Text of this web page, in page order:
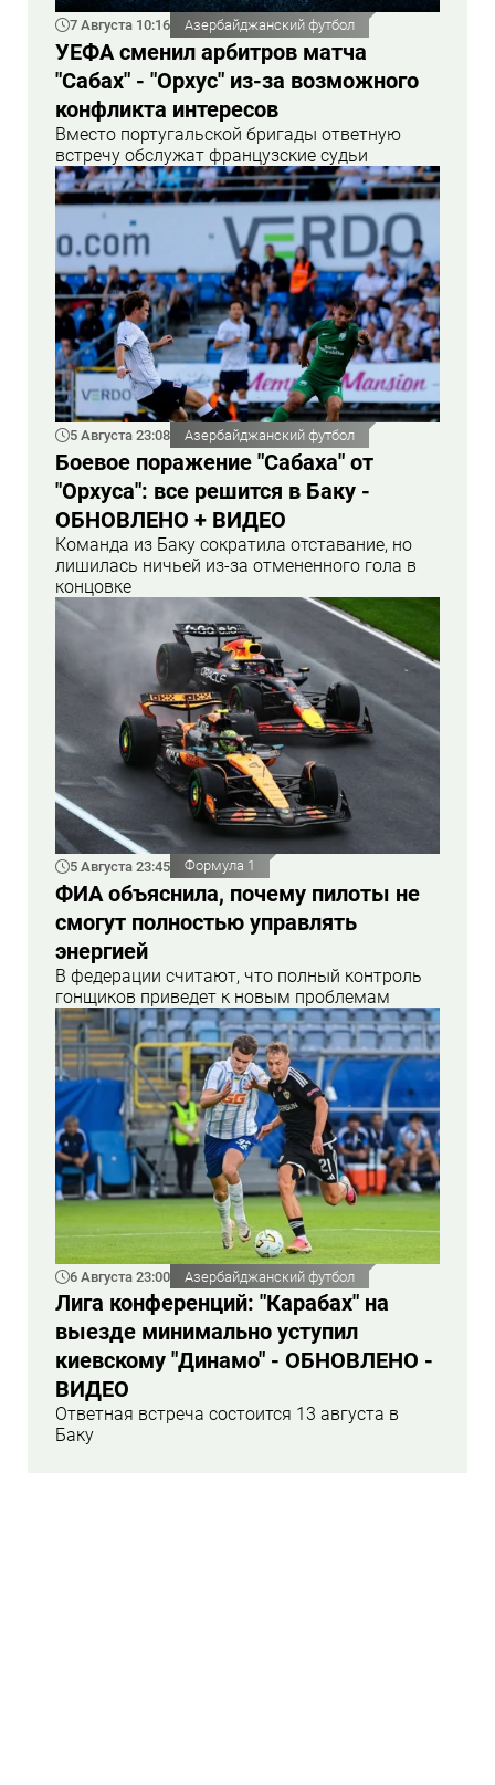
7 Августа 10:16 Азербайджанский футбол
УЕФА сменил арбитров матча
"Сабах" - "Орхус" из-за возможного
конфликта интересов
Вместо португальской бригады ответную
встречу обслужат французские судьи
5 Августа 23:08 Азербайджанский футбол
Боевое поражение "Сабаха" от
"Орхуса": все решится в Баку -
ОБНОВЛЕНО + ВИДЕО
Команда из Баку сократила отставание, но
лишилась ничьей из-за отмененного гола в
концовке
5 Августа 23:45 Формула 1
ФИА объяснила, почему пилоты не
смогут полностью управлять
энергией
В федерации считают, что полный контроль
гонщиков приведет к новым проблемам
6 Августа 23:00 Азербайджанский футбол
Лига конференций: "Карабах" на
выезде минимально уступил
киевскому "Динамо" - ОБНОВЛЕНО -
ВИДЕО
Ответная встреча состоится 13 августа в
Баку